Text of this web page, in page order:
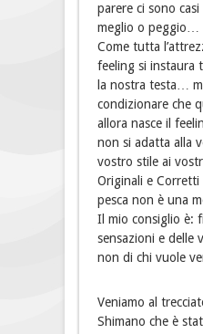
parere ci sono casi
meglio o peggio…
Come tutta
feeling si instaura
la nostra testa…
condizionare che
allora nasce il
non si adatta alla
vostro stile ai
Originali e Corretti
pesca non è una
Il mio consiglio è:
sensazioni e delle
non di chi vuole
Veniamo al
Shimano che è